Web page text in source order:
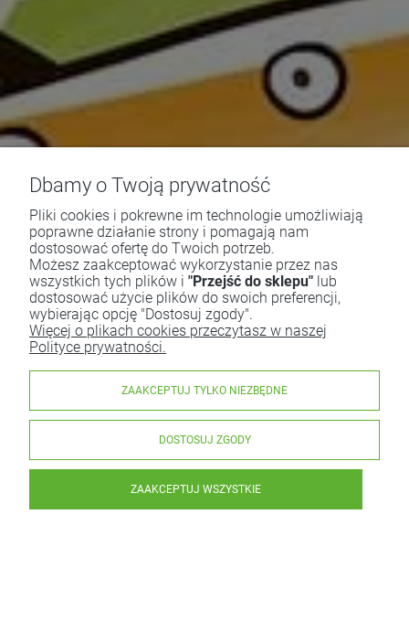
Dbamy o Twoją prywatność
Pliki cookies i pokrewne im technologie umożliwiają
poprawne działanie strony i pomagają nam
dostosować ofertę do Twoich potrzeb.
Możesz zaakceptować wykorzystanie przez nas
wszystkich tych plików i "Przejść do sklepu" lub
dostosować użycie plików do swoich preferencji,
wybierając opcję "Dostosuj zgody".
Więcej o plikach cookies przeczytasz w naszej
Polityce prywatności.
ZAAKCEPTUJ TYLKO NIEZBĘDNE
DOSTOSUJ ZGODY
ZAAKCEPTUJ WSZYSTKIE